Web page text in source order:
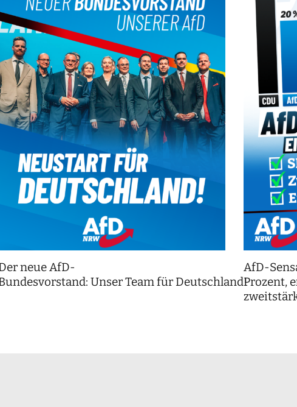
neue AfD-
Unser Team für Deutschland!
AfD-
Prozent,